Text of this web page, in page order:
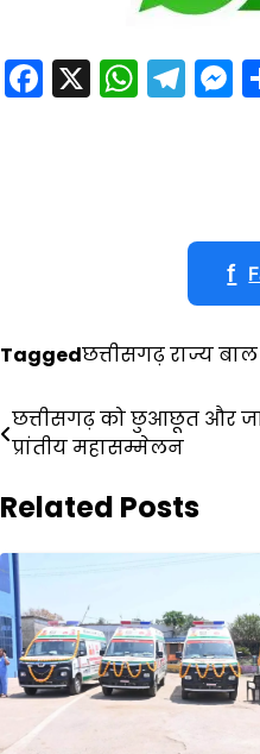
Facebook
X
f
Taggedछत्तीसगढ़ राज्य
Post
navigation
छत्तीसगढ़ को छुआछूत और
प्रांतीय महासम्मेलन
Related Posts